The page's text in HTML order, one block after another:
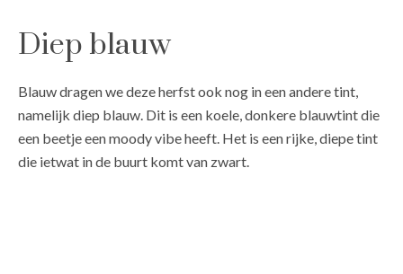
Diep blauw
Blauw dragen we deze herfst ook nog in een andere tint,
namelijk diep blauw. Dit is een koele, donkere blauwtint die
een beetje een moody vibe heeft. Het is een rijke, diepe tint
die ietwat in de buurt komt van zwart.